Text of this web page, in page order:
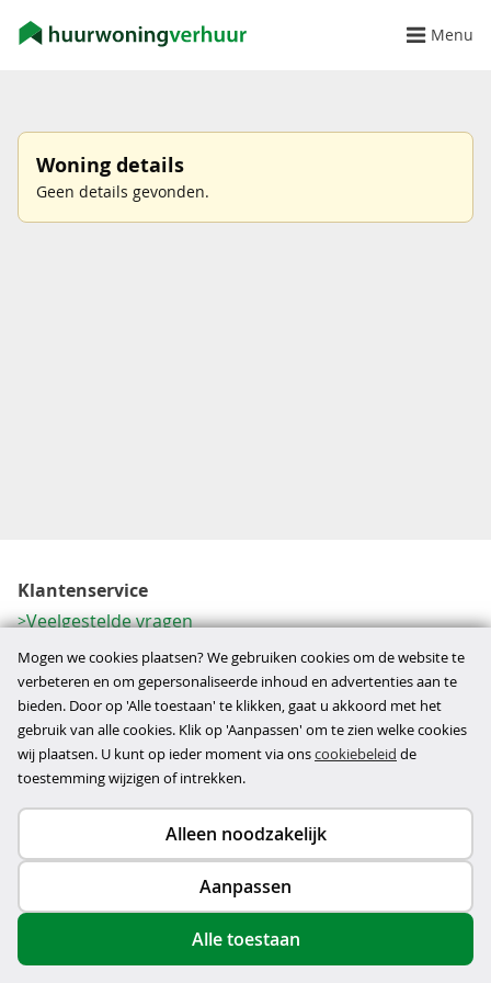
Menu
Woning details
Geen details gevonden.
Klantenservice
Veelgestelde vragen
Contactformulier
Herroeping
Over ons
Bedrijfsgegevens
Werkwijze
Copyright © 2026
privacy- en cookiebeleid
Mogen we cookies plaatsen? We gebruiken cookies om de website te
verbeteren en om gepersonaliseerde inhoud en advertenties aan te
bieden. Door op 'Alle toestaan' te klikken, gaat u akkoord met het
gebruik van alle cookies. Klik op 'Aanpassen' om te zien welke cookies
wij plaatsen. U kunt op ieder moment via onscookiebeleid de
toestemming wijzigen of intrekken.
Alleen noodzakelijk
Aanpassen
Alle toestaan